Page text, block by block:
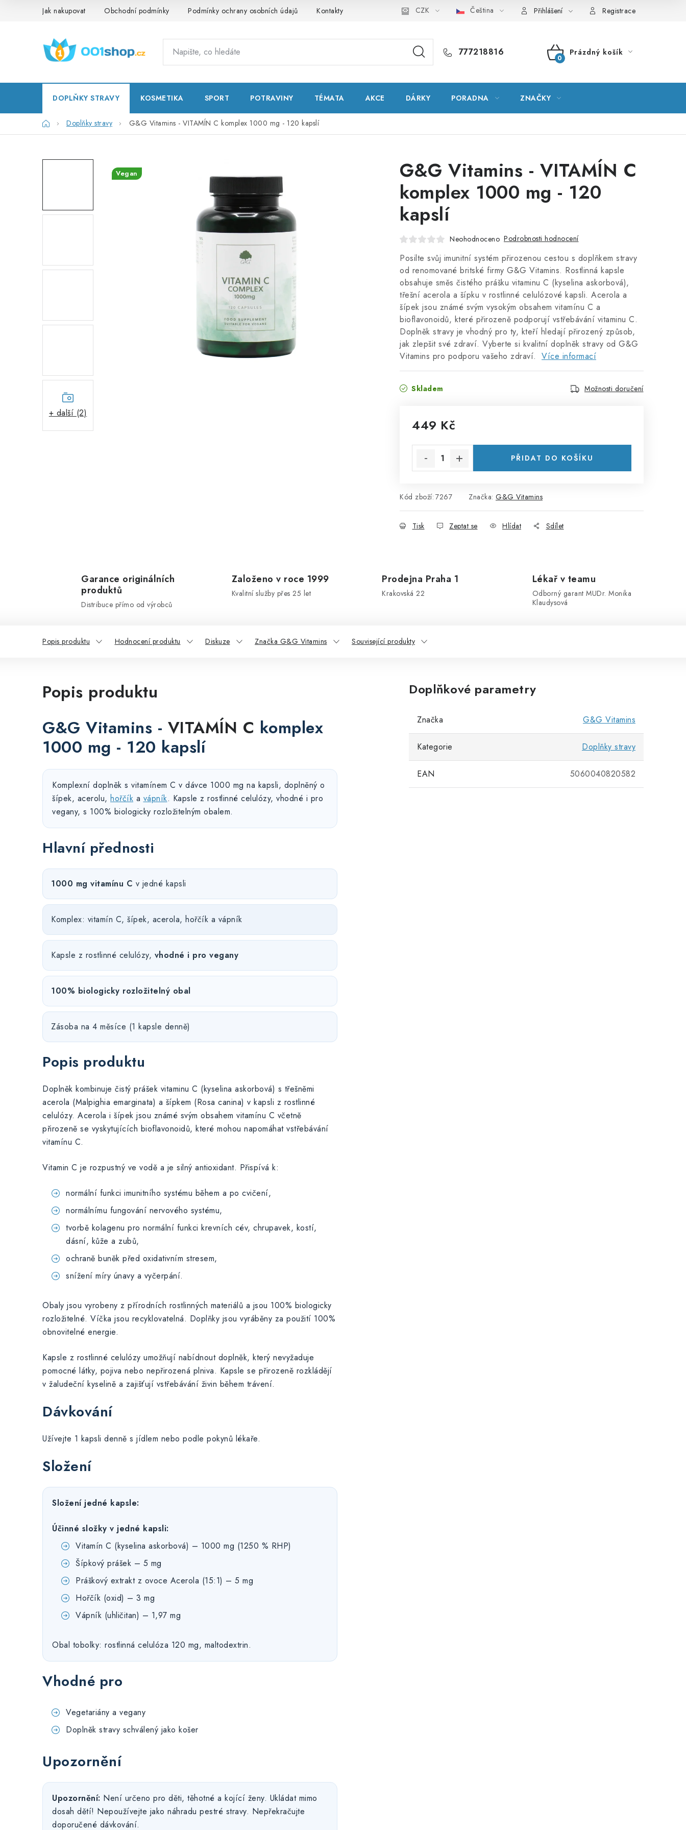
Jak nakupovat Obchodní podmínky Podmínky ochrany osobních údajů Kontakty Natural Health Store Slovník pojmů Mapa serveru Moje objednávka
CZK Čeština Přihlášení Registrace
777218816
NÁKUPNÍ
Prázdný košík
DOPLŇKY STRAVY KOSMETIKA SPORT POTRAVINY TÉMATA AKCE DÁRKY PORADNA ZNAČKY
DomůDoplňky stravy G&G Vitamins - VITAMÍN C komplex 1000 mg - 120 kapslí
+ další (2)
G&G Vitamins - VITAMÍN C
komplex 1000 mg - 120
kapslí
Neohodnoceno Podrobnosti hodnocení
Posilte svůj imunitní systém přirozenou cestou s doplňkem stravy
od renomované britské firmy G&G Vitamins. Rostlinná kapsle
obsahuje směs čistého prášku vitaminu C (kyselina askorbová),
třešní acerola a šípku v rostlinné celulózové kapsli. Acerola a
šípek jsou známé svým vysokým obsahem vitamínu C a
bioflavonoidů, které přirozeně podporují vstřebávání vitaminu C.
Doplněk stravy je vhodný pro ty, kteří hledají přirozený způsob,
jak zlepšit své zdraví. Vyberte si kvalitní doplněk stravy od G&G
Vitamins pro podporu vašeho zdraví. Více informací
Skladem Možnosti doručení
449 Kč
PŘIDAT DO KOŠÍKU
Kód zboží: 7267 Značka: G&G Vitamins
Tisk Zeptat se Hlídat Sdílet
Vegan
Garance originálních
produktů
Distribuce přímo od výrobců
Založeno v roce 1999
Kvalitní služby přes 25 let
Prodejna Praha 1
Krakovská 22
Lékař v teamu
Odborný garant MUDr. Monika
Klaudysová
Popis produktu Hodnocení produktu Diskuze Značka G&G Vitamins Související produkty
Popis produktu
G&G Vitamins - VITAMÍN C komplex
1000 mg - 120 kapslí
Komplexní doplněk s vitamínem C v dávce 1000 mg na kapsli, doplněný o
šípek, acerolu, hořčík a vápník. Kapsle z rostlinné celulózy, vhodné i pro
vegany, s 100% biologicky rozložitelným obalem.
Hlavní přednosti
1000 mg vitamínu C v jedné kapsli
Komplex: vitamín C, šípek, acerola, hořčík a vápník
Kapsle z rostlinné celulózy, vhodné i pro vegany
100% biologicky rozložitelný obal
Zásoba na 4 měsíce (1 kapsle denně)
Popis produktu
Doplněk kombinuje čistý prášek vitaminu C (kyselina askorbová) s třešněmi
acerola (Malpighia emarginata) a šípkem (Rosa canina) v kapsli z rostlinné
celulózy. Acerola i šípek jsou známé svým obsahem vitamínu C včetně
přirozeně se vyskytujících bioflavonoidů, které mohou napomáhat vstřebávání
vitamínu C.
Vitamin C je rozpustný ve vodě a je silný antioxidant. Přispívá k:
normální funkci imunitního systému během a po cvičení,
normálnímu fungování nervového systému,
tvorbě kolagenu pro normální funkci krevních cév, chrupavek, kostí,
dásní, kůže a zubů,
ochraně buněk před oxidativním stresem,
snížení míry únavy a vyčerpání.
Obaly jsou vyrobeny z přírodních rostlinných materiálů a jsou 100% biologicky
rozložitelné. Víčka jsou recyklovatelná. Doplňky jsou vyráběny za použití 100%
obnovitelné energie.
Kapsle z rostlinné celulózy umožňují nabídnout doplněk, který nevyžaduje
pomocné látky, pojiva nebo nepřirozená plniva. Kapsle se přirozeně rozkládějí
v žaludeční kyselině a zajišťují vstřebávání živin během trávení.
Dávkování
Užívejte 1 kapsli denně s jídlem nebo podle pokynů lékaře.
Složení
Složení jedné kapsle:
Účinné složky v jedné kapsli:
Vitamín C (kyselina askorbová) – 1000 mg (1250 % RHP)
Šípkový prášek – 5 mg
Práškový extrakt z ovoce Acerola (15:1) – 5 mg
Hořčík (oxid) – 3 mg
Vápník (uhličitan) – 1,97 mg
Obal tobolky: rostlinná celulóza 120 mg, maltodextrin.
Vhodné pro
Vegetariány a vegany
Doplněk stravy schválený jako košer
Upozornění
Upozornění: Není určeno pro děti, těhotné a kojící ženy. Ukládat mimo
dosah dětí! Nepoužívejte jako náhradu pestré stravy. Nepřekračujte
doporučené dávkování.
Doplňkové parametry
Značka G&G Vitamins
Kategorie Doplňky stravy
EAN 5060040820582